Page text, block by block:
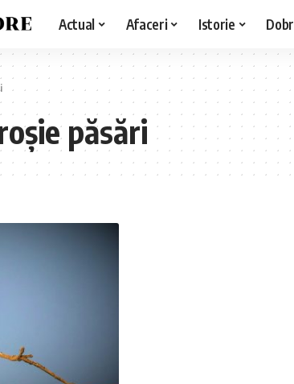
Actual Afaceri Istorie
păsări